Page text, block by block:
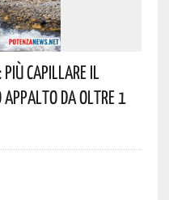
Capillare Il
Da Oltre 1